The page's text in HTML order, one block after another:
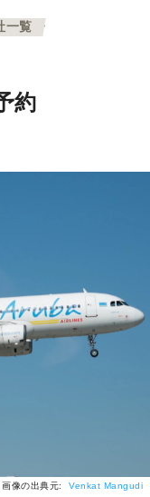
>
一覧
約
画像の出典元: Venkat Mangudi